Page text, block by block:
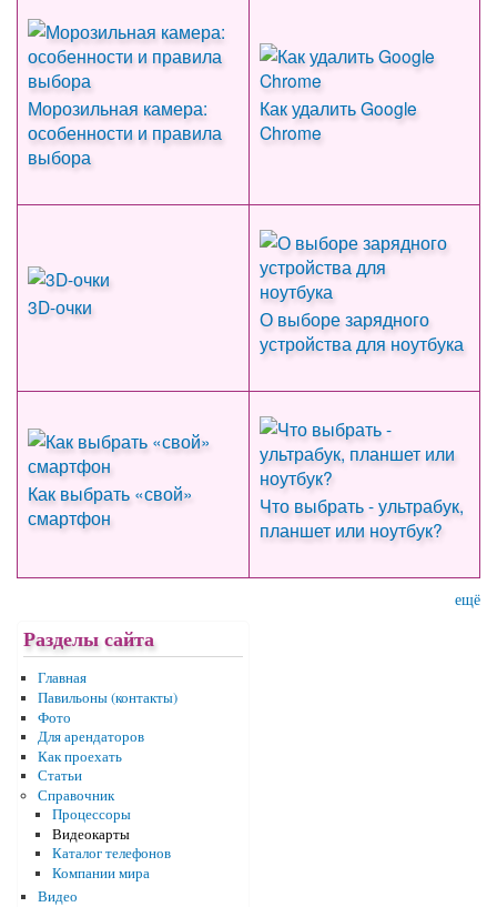
Морозильная камера:
особенности и правила
выбора
Как удалить Google
Chrome
3D-очки
О выборе зарядного
устройства для ноутбука
Как выбрать «свой»
смартфон
Что выбрать - ультрабук,
планшет или ноутбук?
ещё
Разделы сайта
Главная
Павильоны (контакты)
Фото
Для арендаторов
Как проехать
Статьи
Справочник
Процессоры
Видеокарты
Каталог телефонов
Компании мира
Видео